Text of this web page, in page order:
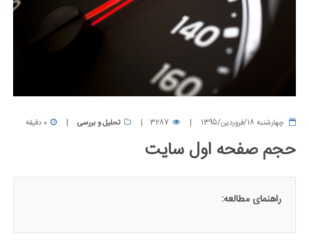
چهارشنبه 18/فروردین/1395 3287 تحلیل و بررسی 0 دقیقه
حجم صفحه اول سایت
راهنمای مطالعه: